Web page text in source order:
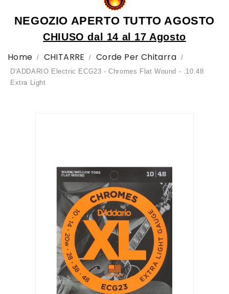
NEGOZIO APERTO TUTTO AGOSTO
CHIUSO dal 14 al 17 Agosto
Home CHITARRE Corde Per Chitarra
D'ADDARIO Electric ECG23 - Chromes Flat Wound - .10.48
Extra Light